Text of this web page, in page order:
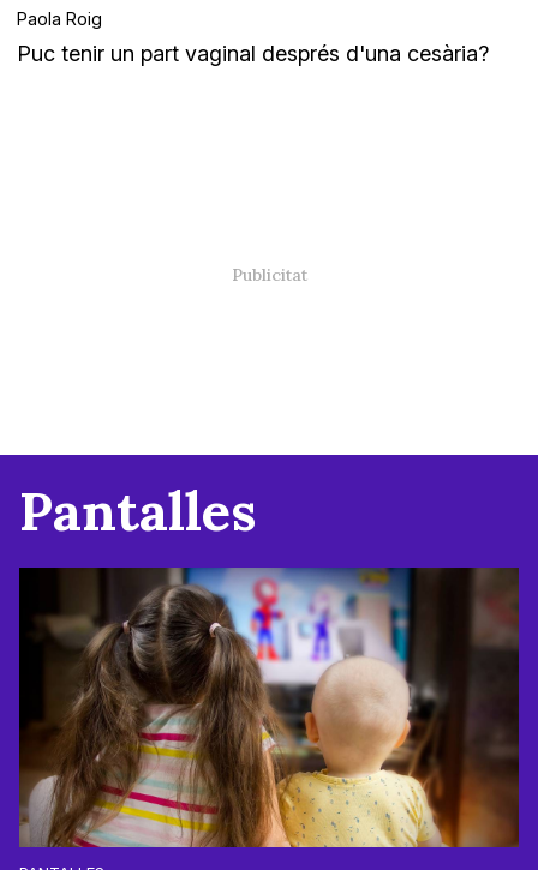
Paola Roig
Puc tenir un part vaginal després d'una cesària?
Pantalles